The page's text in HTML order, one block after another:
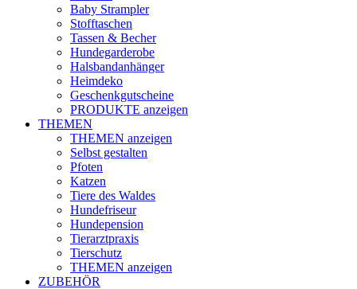
Baby Strampler
Stofftaschen
Tassen & Becher
Hundegarderobe
Halsbandanhänger
Heimdeko
Geschenkgutscheine
PRODUKTE anzeigen
THEMEN
THEMEN anzeigen
Selbst gestalten
Pfoten
Katzen
Tiere des Waldes
Hundefriseur
Hundepension
Tierarztpraxis
Tierschutz
THEMEN anzeigen
ZUBEHÖR